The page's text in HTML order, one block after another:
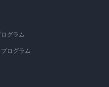
グラム
ログラム